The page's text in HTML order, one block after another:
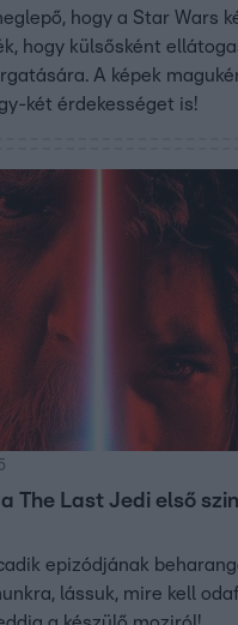
hogy a Star Wars
hogy külsősként
A képek
két érdekességet is!
The Last Jedi első
epizódjának
lássuk, mire kell